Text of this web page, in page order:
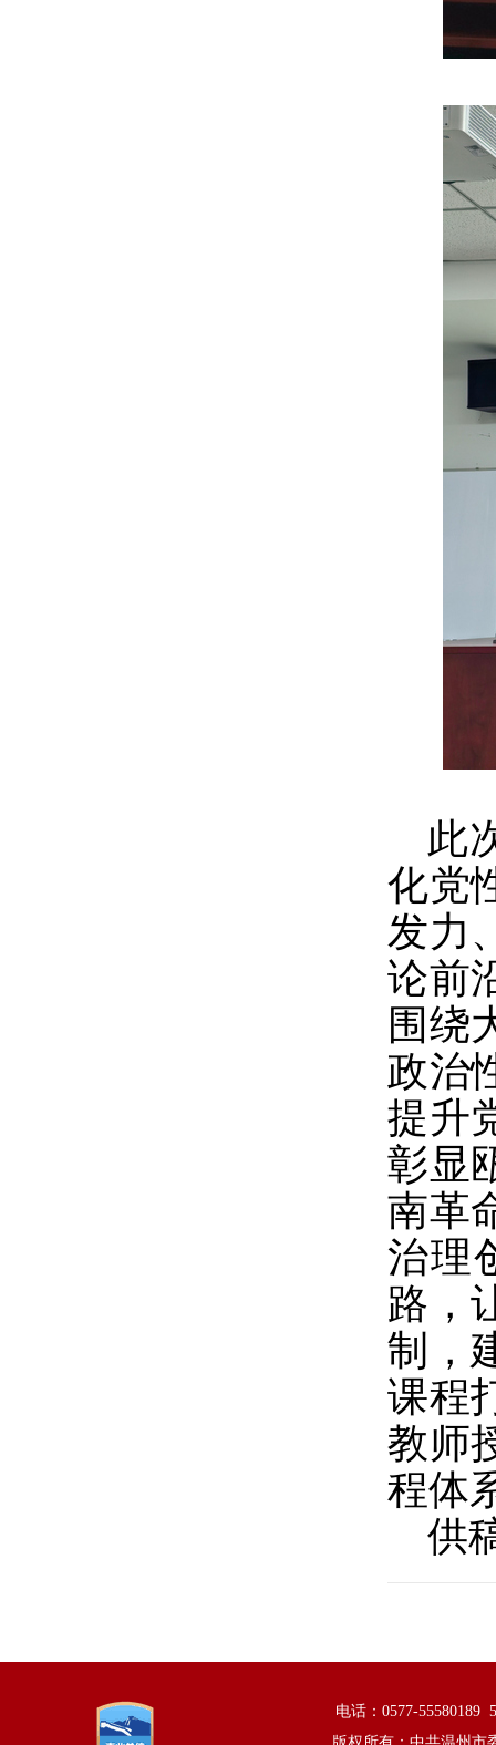
此
化党
发力
论前
围绕
政治
提升
彰显
南革
治理
路，
制，
课程
教师
程体
供
电话：0577-55580189